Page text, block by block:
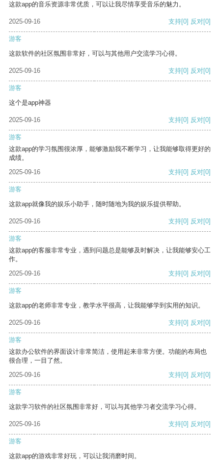
这款app的音乐资源非常优质，可以让我尽情享受音乐的魅力。
2025-09-16 支持[0] 反对[0]
游客
这款软件的社区氛围非常好，可以与其他用户交流学习心得。
2025-09-16 支持[0] 反对[0]
游客
这个是app神器
2025-09-16 支持[0] 反对[0]
游客
这款app的学习氛围很浓厚，能够激励我不断学习，让我能够取得更好的
成绩。
2025-09-16
支持[0] 反对[0]
游客
这款app就像我的娱乐小助手，随时随地为我的娱乐提供帮助。
2025-09-16 支持[0] 反对[0]
游客
这款app的客服非常专业，遇到问题总是能够及时解决，让我能够安心工
作。
2025-09-16
支持[0] 反对[0]
游客
这款app的老师非常专业，教学水平很高，让我能够学到实用的知识。
2025-09-16 支持[0] 反对[0]
游客
这款办公软件的界面设计非常简洁，使用起来非常方便。功能的布局也
很合理，一目了然。
2025-09-16
支持[0] 反对[0]
游客
这款学习软件的社区氛围非常好，可以与其他学习者交流学习心得。
2025-09-16 支持[0] 反对[0]
游客
这款app的游戏非常好玩，可以让我消磨时间。